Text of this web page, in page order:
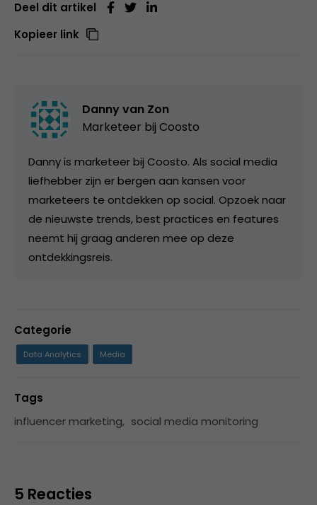
Deel dit artikel
Kopieer link
Danny van Zon
Marketeer bij Coosto
Danny is marketeer bij Coosto. Als social media
liefhebber zijn er bergen aan kansen voor
marketeers te ontdekken op social. Opzoek naar
de nieuwste trends, best practices en features
neemt hij graag anderen mee op deze
ontdekkingsreis.
Categorie
Data Analytics Media
Tags
influencer marketing, social media monitoring
5 Reacties